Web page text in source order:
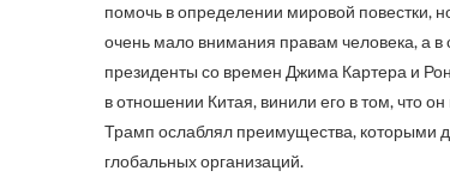
помочь в определении мировой повестки,
очень мало внимания правам человека, а
президенты со времен Джима Картера и
в отношении Китая, винили его в том, что
Трамп ослаблял преимущества, которыми
глобальных организаций.